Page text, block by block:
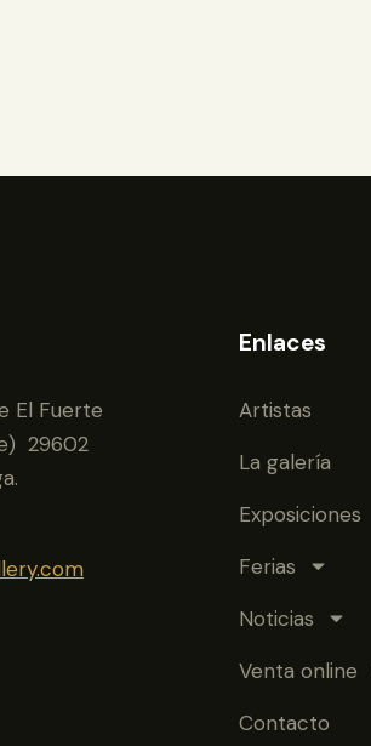
El Fuerte
29602
Enlaces
Artistas
La galería
Exposiciones
Ferias
Noticias
Venta online
Contacto